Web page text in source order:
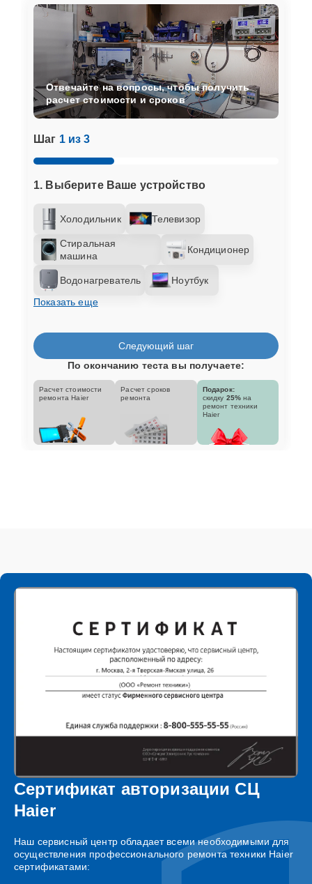
Шаг 1 из 3
1. Выберите Ваше устройство
Холодильник Телевизор
Стиральная
машина
Кондиционер
Водонагреватель
Ноутбук
Показать еще
Отвечайте на вопросы, чтобы получить
расчет стоимости и сроков
Следующий шаг
По окончанию теста вы получаете:
Расчет стоимости
ремонта Haier
Расчет сроков
ремонта
Подарок:
скидку 25% на
ремонт техники
Haier
Сертификат авторизации СЦ
Haier
Наш сервисный центр обладает всеми необходимыми для
осуществления профессионального ремонта техники Haier
сертификатами: